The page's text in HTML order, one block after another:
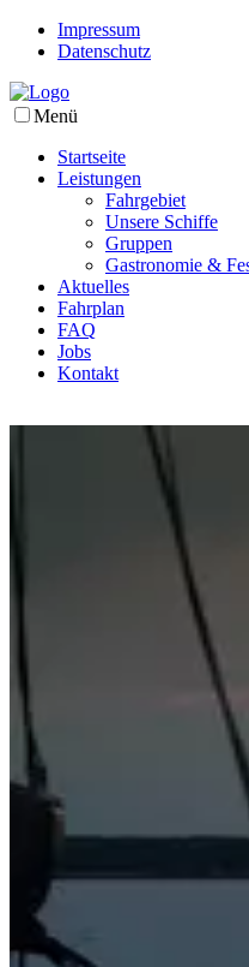
Impressum
Datenschutz
Menü
Startseite
Leistungen
Fahrgebiet
Unsere Schiffe
Gruppen
Gastronomie &
Aktuelles
Fahrplan
FAQ
Jobs
Kontakt